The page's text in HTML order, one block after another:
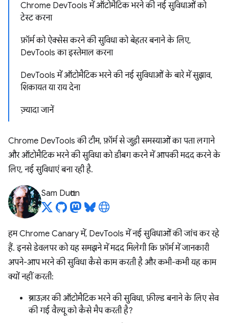
Chrome DevTools में ऑटोमैटिक भरने की नई सुविधाओं को
टेस्ट करना
फ़ॉर्म को ऐक्सेस करने की सुविधा को बेहतर बनाने के लिए,
DevTools का इस्तेमाल करना
DevTools में ऑटोमैटिक भरने की नई सुविधाओं के बारे में सुझाव,
शिकायत या राय देना
ज़्यादा जानें
Chrome DevTools की टीम, फ़ॉर्म से जुड़ी समस्याओं का पता लगाने
और ऑटोमैटिक भरने की सुविधा को डीबग करने में आपकी मदद करने के
लिए, नई सुविधाएं बना रही है.
Sam Dutton
हम Chrome Canary में, DevTools में नई सुविधाओं की जांच कर रहे
हैं. इनसे डेवलपर को यह समझने में मदद मिलेगी कि फ़ॉर्म में जानकारी
अपने-आप भरने की सुविधा कैसे काम करती है और कभी-कभी यह काम
क्यों नहीं करती:
ब्राउज़र की ऑटोमैटिक भरने की सुविधा, फ़ील्ड बनाने के लिए सेव
की गई वैल्यू को कैसे मैप करती है?